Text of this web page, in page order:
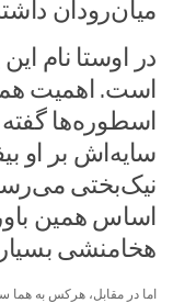
میان‌رودان
در اوستا نام
است. اهمیت
اسطوره‌ها
سایه‌اش بر او
نیک‌بختی
اساس همین
هخامنشی
اما در مقابل، هرکس به هما